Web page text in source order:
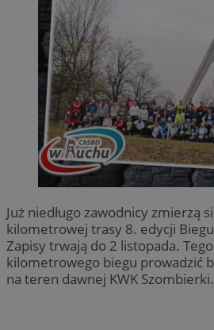
Już niedługo zawodnicy zmierzą
kilometrowej trasy 8. edycji
Zapisy trwają do 2 listopada.
kilometrowego biegu prowadzić
na teren dawnej KWK Szombierki.